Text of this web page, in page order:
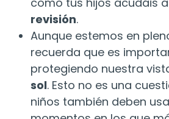
revisión.
Aunque estemos en
recuerda que es
protegiendo nuestra
sol. Esto no es una
niños también deben